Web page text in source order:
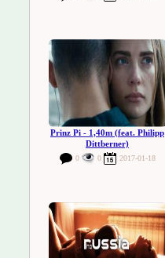
Prinz Pi - 1,40m (feat. Philipp
Dittberner)
0 0 2017-01-18